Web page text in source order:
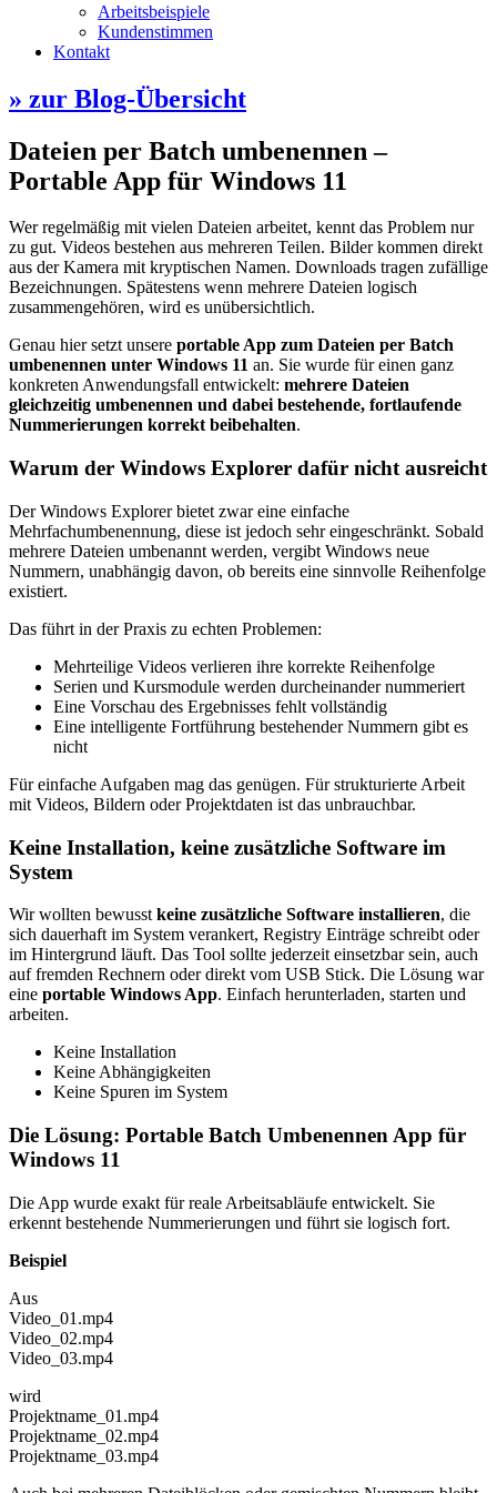
Arbeitsbeispiele
Kundenstimmen
Kontakt
» zur Blog-Übersicht
Dateien per Batch umbenennen –
Portable App für Windows 11
Wer regelmäßig mit vielen Dateien arbeitet, kennt das Problem nur
zu gut. Videos bestehen aus mehreren Teilen. Bilder kommen direkt
aus der Kamera mit kryptischen Namen. Downloads tragen zufällige
Bezeichnungen. Spätestens wenn mehrere Dateien logisch
zusammengehören, wird es unübersichtlich.
Genau hier setzt unsere portable App zum Dateien per Batch
umbenennen unter Windows 11 an. Sie wurde für einen ganz
konkreten Anwendungsfall entwickelt: mehrere Dateien
gleichzeitig umbenennen und dabei bestehende, fortlaufende
Nummerierungen korrekt beibehalten.
Warum der Windows Explorer dafür nicht ausreicht
Der Windows Explorer bietet zwar eine einfache
Mehrfachumbenennung, diese ist jedoch sehr eingeschränkt. Sobald
mehrere Dateien umbenannt werden, vergibt Windows neue
Nummern, unabhängig davon, ob bereits eine sinnvolle Reihenfolge
existiert.
Das führt in der Praxis zu echten Problemen:
Mehrteilige Videos verlieren ihre korrekte Reihenfolge
Serien und Kursmodule werden durcheinander nummeriert
Eine Vorschau des Ergebnisses fehlt vollständig
Eine intelligente Fortführung bestehender Nummern gibt es
nicht
Für einfache Aufgaben mag das genügen. Für strukturierte Arbeit
mit Videos, Bildern oder Projektdaten ist das unbrauchbar.
Keine Installation, keine zusätzliche Software im
System
Wir wollten bewusst keine zusätzliche Software installieren, die
sich dauerhaft im System verankert, Registry Einträge schreibt oder
im Hintergrund läuft. Das Tool sollte jederzeit einsetzbar sein, auch
auf fremden Rechnern oder direkt vom USB Stick. Die Lösung war
eine portable Windows App. Einfach herunterladen, starten und
arbeiten.
Keine Installation
Keine Abhängigkeiten
Keine Spuren im System
Die Lösung: Portable Batch Umbenennen App für
Windows 11
Die App wurde exakt für reale Arbeitsabläufe entwickelt. Sie
erkennt bestehende Nummerierungen und führt sie logisch fort.
Beispiel
Aus
Video_01.mp4
Video_02.mp4
Video_03.mp4
wird
Projektname_01.mp4
Projektname_02.mp4
Projektname_03.mp4